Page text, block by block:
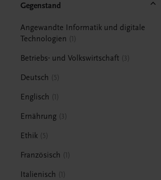
Gegenstand
Angewandte Informatik und digitale
Technologien
1
Betriebs- und Volkswirtschaft 3
Deutsch 5
Englisch 1
Ernährung 3
Ethik 5
Französisch 1
Italienisch 1